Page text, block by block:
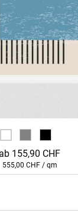
ab 155,90 CHF
555,00 CHF / qm